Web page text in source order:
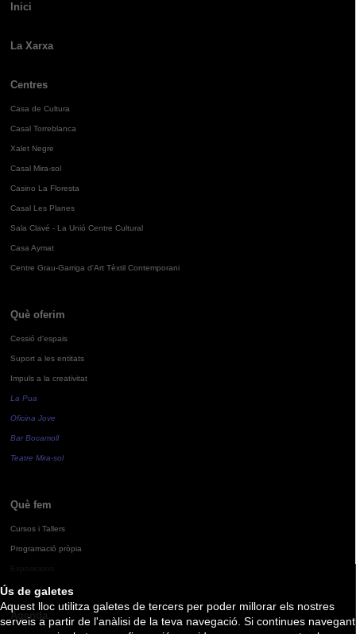
Ús de galetes
Aquest lloc utilitza galetes de tercers per poder millorar els nostres
serveis a partir de l'anàlisi de la teva navegació. Si continues navegant
Inici
La Xarxa
Centres
Casa de Cultura
Casal Torreblanca
Xalet Negre
Casal Mira-sol
Casino La Floresta
Casal Les Planes
Sala Clavé - La Unió Centre Cultural
Casa Aymat
Centre Grau-Garriga d'Art Tèxtil Contemporani
Què oferim
Cessió d'espais
Suport a les entitats
Impuls a la creativitat
La Pua
Oficina Jove
Bar Bocamoll
Teatre Mira-sol
Què fem
Cursos i Tallers
Programació pròpia
Agenda